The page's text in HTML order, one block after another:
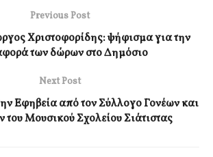
Previous Post
Χριστοφορίδης: ψήφισμα για την
των δώρων στο Δημόσιο
Next Post
Εφηβεία από τον Σύλλογο Γονέων και
Μουσικού Σχολείου Σιάτιστας